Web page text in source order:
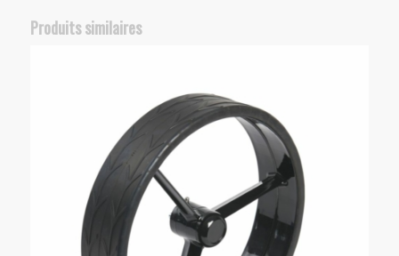
Produits similaires